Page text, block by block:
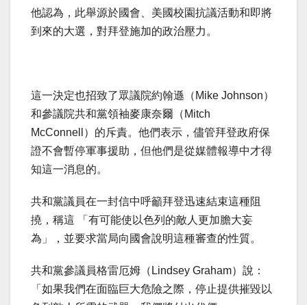
他認為，此舉源於國會、美國校園抗議活動和即將
到來的大選，對拜登施加的政治壓力。
這一決定也招致了眾議院約翰遜（Mike Johnson）
和參議院共和黨領袖麥康奈爾（Mitch
McConnell）的斥責。他們表示，儘管拜登政府保
證不會暫停軍事援助，但他們是從媒體報導中才得
知這一消息的。
共和黨議員在一封信中呼籲拜登迅速結束這種阻
撓，稱這 「有可能使以色列的敵人更加膽大妄
為」，並要求當局向國會說明這種審查的性質。
共和黨參議員格雷厄姆（Lindsey Graham）說：
「如果我們在面臨巨大危險之際，停止提供摧毀以